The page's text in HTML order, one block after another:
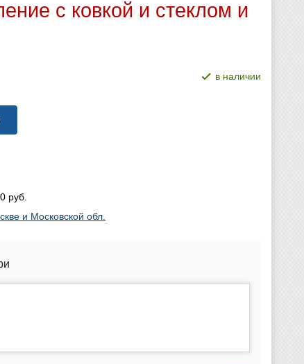
с ковкой и стеклом и
в наличии
руб.
и Московской обл.